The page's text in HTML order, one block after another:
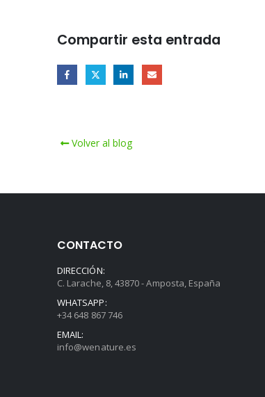
Compartir esta entrada
Volver al blog
CONTACTO
DIRECCIÓN:
C. Larache, 8, 43870 - Amposta, España
WHATSAPP:
+34 648 867 746
EMAIL:
info@wenature.es